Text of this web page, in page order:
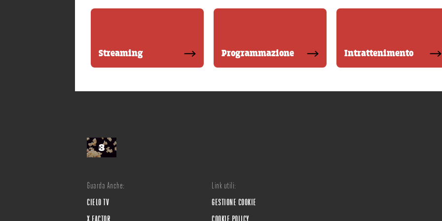
Streaming Programmazione Intrattenimento
Guarda Anche:
CIELO TV
X FACTOR
Link utili:
GESTIONE COOKIE
COOKIE POLICY